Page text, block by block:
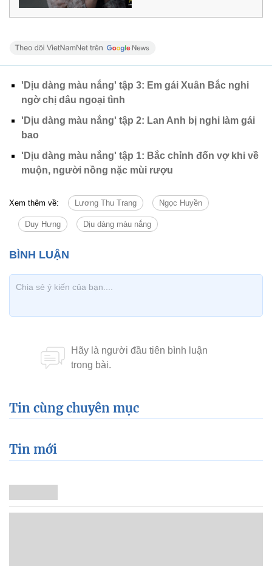
'Dịu dàng màu nắng' tập 3: Em gái Xuân Bắc nghi
ngờ chị dâu ngoại tình
'Dịu dàng màu nắng' tập 2: Lan Anh bị nghi làm gái
bao
'Dịu dàng màu nắng' tập 1: Bắc chỉnh đốn vợ khi về
muộn, người nồng nặc mùi rượu
Xem thêm về: Lương Thu Trang Ngọc Huyền
Duy Hưng Dịu dàng màu nắng
Tin cùng chuyên mục
Tin mới